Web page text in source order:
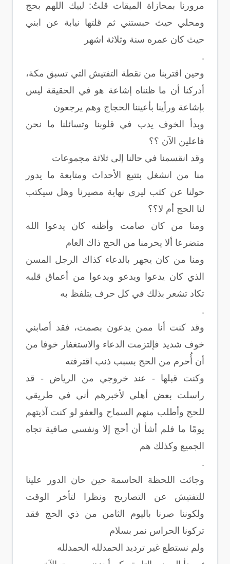
مرورنا بمحازاة الميقات قلتُ: لبيك اللهم بحج
ومحلي حيث حبستني ثم قلتها نيابة عن ابني
حيث كان عمره سنة وثلاثة اشهر
.
وحين اقتربنا من نقطة التفتيش التي تسبق مكة،
أدركنا أن ما ظنناه إشاعة هو في الحقيقة ليس
بإشاعة ورأينا بأعيننا الحجاج وهم يرجعون
وبدأ الخوف يدب في قلوبنا وتسائلنا ما نحن
فاعلين الآن ؟؟
وقد انقسمنا في حالنا إلى ثلاثة مجموعات
منا من انشغل بتتبع الأحداث ومتابعة ما يدور
حولنا عن كثب ليرى نهاية مصيرنا وهل سيكتب
لنا الحج أم لا؟؟
ومنا من كان صامت وأظنه كان يدعوا الله
متضرعا ألا يحرمنا من الحج ذاك العام
ومنا من كان يجهر بالدعاء كذاك الرجل المسن
الذي كان يدعوا ويدعو ويدعوا من أعماق قلبه
تكاد تشعر بذلك في كل حرف يتلفظ به
.
وقد كنت أنا ممن يدعون بصمت، فقد أصابني
خوف شديد فإلتزمت الدعاء والاستغفار خوفا من
أن أُحرم من الحج بسبب ذنب اقترفته
وكنت قبلها - عند خروجي من الرياض - قد
راسلت بعض أهلي لأخبرهم أني في طريقي
للحج وأطلب منهم السماح والعفو لو كنت آذيتهم
يومًا ما فلم أشأ أن أحج إلا ونفسي صافية تجاه
الجميع وكذلك هم
.
وجائت اللحظة الحاسمة حين حان الدور علينا
للتفتيش عن التصاريح ونظرا لتأخر الوقت
ولكوننا صرنا باليوم الثامن من ذي الحج فقد
تركونا الحراس نمر بسلام
ولم نستطع غير ترديد الحمدلله الحمدلله